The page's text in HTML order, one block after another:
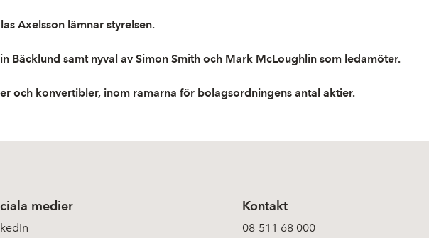
Axelsson lämnar styrelsen.
Bäcklund samt nyval av Simon Smith och Mark McLoughlin som ledamöter.
och konvertibler, inom ramarna för bolagsordningens antal aktier.
medier Kontakt
08-511 68 000